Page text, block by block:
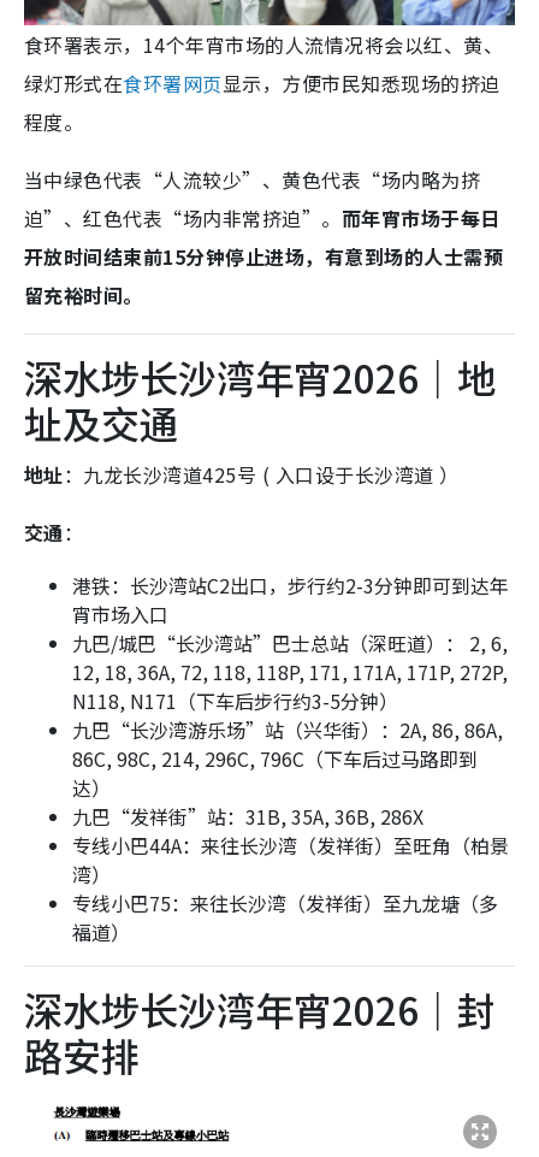
食环署表示，14个年宵市场的人流情况将会以红、黄、
绿灯形式在食环署网页显示，方便市民知悉现场的挤迫
程度。
当中绿色代表“人流较少”、黄色代表“场内略为挤
迫”、红色代表“场内非常挤迫”。 而年宵市场于每日
开放时间结束前15分钟停止进场，有意到场的人士需预
留充裕时间。
深水埗长沙湾年宵2026｜地
址及交通
地址：九龙长沙湾道425号 ( 入口设于长沙湾道 ）
交通：
港铁：长沙湾站C2出口，步行约2-3分钟即可到达年
宵市场入口
九巴/城巴“长沙湾站”巴士总站（深旺道）： 2, 6,
12, 18, 36A, 72, 118, 118P, 171, 171A, 171P, 272P,
N118, N171（下车后步行约3-5分钟）
九巴“长沙湾游乐场”站（兴华街）：2A, 86, 86A,
86C, 98C, 214, 296C, 796C（下车后过马路即到
达）
九巴“发祥街”站：31B, 35A, 36B, 286X
专线小巴44A：来往长沙湾（发祥街）至旺角（柏景
湾）
专线小巴75：来往长沙湾（发祥街）至九龙塘（多
福道）
深水埗长沙湾年宵2026｜封
路安排